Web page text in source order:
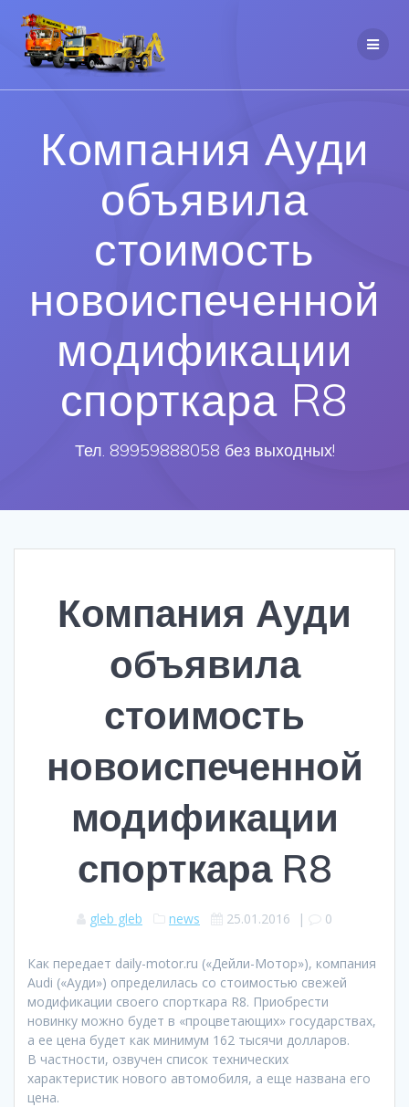
Компания Ауди
объявила
стоимость
новоиспеченной
модификации
спорткара R8
Тел. 89959888058 без выходных!
Компания Ауди
объявила
стоимость
новоиспеченной
модификации
спорткара R8
gleb gleb news 25.01.2016 | 0
Как передает daily-motor.ru («Дейли-Мотор»), компания
Audi («Ауди») определилась со стоимостью свежей
модификации своего спорткара R8. Приобрести
новинку можно будет в «процветающих» государствах,
а ее цена будет как минимум 162 тысячи долларов.
В частности, озвучен список технических
характеристик нового автомобиля, а еще названа его
цена.